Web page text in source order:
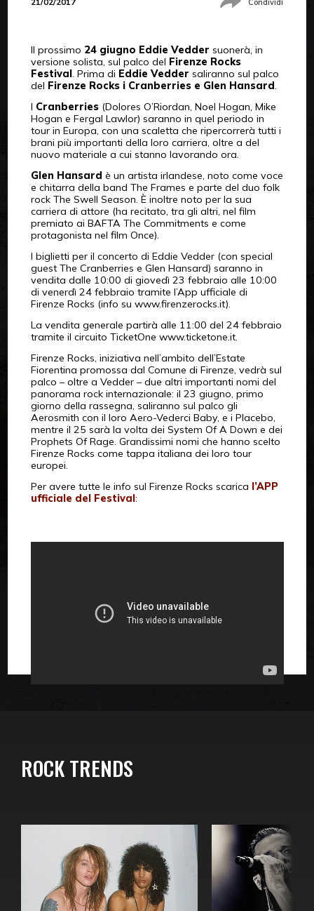
Il prossimo 24 giugno Eddie Vedder suonerà, in
versione solista, sul palco del Firenze Rocks
Festival. Prima di Eddie Vedder saliranno sul palco
del Firenze Rocks i Cranberries e Glen Hansard.
I Cranberries(Dolores O’Riordan, Noel Hogan, Mike
Hogan e Fergal Lawlor) saranno in quel periodo in
tour in Europa, con una scaletta che ripercorrerà tutti i
brani più importanti della loro carriera, oltre a del
nuovo materiale a cui stanno lavorando ora.
Glen Hansard è un artista irlandese, noto come voce
e chitarra della band The Frames e parte del duo folk
rock The Swell Season. È inoltre noto per la sua
carriera di attore (ha recitato, tra gli altri, nel film
premiato ai BAFTA The Commitments e come
protagonista nel film Once).
I biglietti per il concerto di Eddie Vedder (con special
guest The Cranberries e Glen Hansard) saranno in
vendita dalle 10:00 di giovedì 23 febbraio alle 10:00
di venerdì 24 febbraio tramite l’App ufficiale di
Firenze Rocks (info su www.firenzerocks.it).
La vendita generale partirà alle 11:00 del 24 febbraio
tramite il circuito TicketOne www.ticketone.it.
Firenze Rocks, iniziativa nell’ambito dell’Estate
Fiorentina promossa dal Comune di Firenze, vedrà sul
palco – oltre a Vedder – due altri importanti nomi del
panorama rock internazionale: il 23 giugno, primo
giorno della rassegna, saliranno sul palco gli
Aerosmith con il loro Aero-Vederci Baby, e i Placebo,
mentre il 25 sarà la volta dei System Of A Down e dei
Prophets Of Rage. Grandissimi nomi che hanno scelto
Firenze Rocks come tappa italiana dei loro tour
europei.
Per avere tutte le info sul Firenze Rocks scarica l’APP
ufficiale del Festival:
ROCK TRENDS